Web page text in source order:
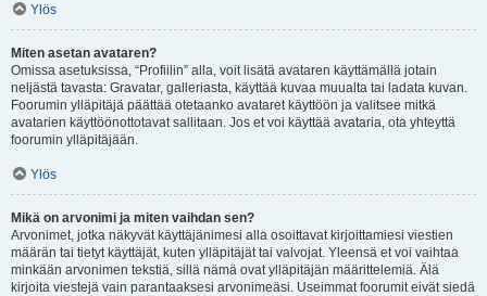
Ylös
Miten asetan avataren?
Omissa asetuksissa, “Profiilin” alla, voit lisätä avataren käyttämällä jotain
neljästä tavasta: Gravatar, galleriasta, käyttää kuvaa muualta tai ladata kuvan.
Foorumin ylläpitäjä päättää otetaanko avataret käyttöön ja valitsee mitkä
avatarien käyttöönottotavat sallitaan. Jos et voi käyttää avataria, ota yhteyttä
foorumin ylläpitäjään.
Ylös
Mikä on arvonimi ja miten vaihdan sen?
Arvonimet, jotka näkyvät käyttäjänimesi alla osoittavat kirjoittamiesi viestien
määrän tai tietyt käyttäjät, kuten ylläpitäjät tai valvojat. Yleensä et voi vaihtaa
minkään arvonimen tekstiä, sillä nämä ovat ylläpitäjän määrittelemiä. Älä
kirjoita viestejä vain parantaaksesi arvonimeäsi. Useimmat foorumit eivät siedä